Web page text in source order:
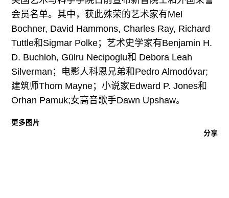
专栏
视频
ENGLISH
ART & EDUCATION
广告
订阅
往期内容
会员名单。其中，获此殊荣的艺术家有Mel
Bochner, David Hammons, Charles Ray, Richard
Tuttle和Sigmar Polke；艺术史学家有Benjamin H.
D. Buchloh, Gülru Necipoglu和 Debora Leah
Silverman；电影人科恩兄弟和Pedro Almodóvar;
建筑师Thom Mayne；小说家Edward P. Jones和
Orhan Pamuk;女高音歌手Dawn Upshaw。
更多图片
分享